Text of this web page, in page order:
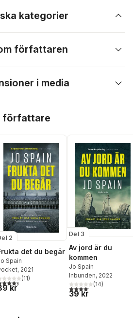
kategorier
författaren
i media
författare
röster:
2
det du begär
Spain
, 2021
utav 5 stjärnor. Totalt antal röster:
(11)
kr
Del 3
Av jord är du
kommen
Jo Spain
Inbunden, 2022
4,1utav 5 stjärnor.
(14)
39 kr